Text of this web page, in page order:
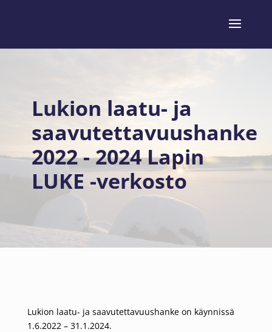
Lukion laatu- ja
saavutettavuushanke
2022 - 2024 Lapin
LUKE -verkosto
Lukion laatu- ja saavutettavuushanke on käynnissä
1.6.2022 – 31.1.2024.